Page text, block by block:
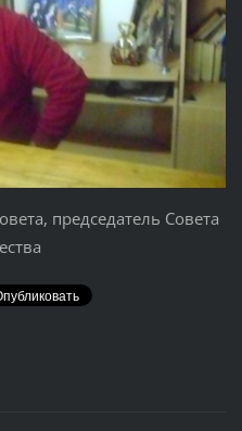
председатель Совета